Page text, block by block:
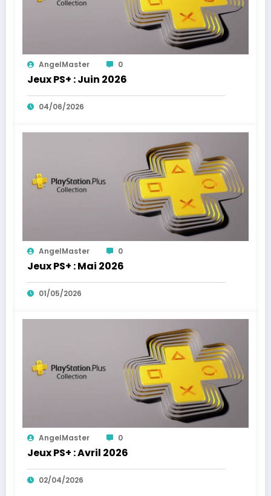
AngelMaster 0
Jeux PS+ : Juin 2026
04/06/2026
AngelMaster 0
Jeux PS+ : Mai 2026
01/05/2026
AngelMaster 0
Jeux PS+ : Avril 2026
02/04/2026